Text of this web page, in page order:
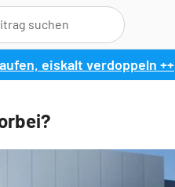
eiskalt verdoppeln ++